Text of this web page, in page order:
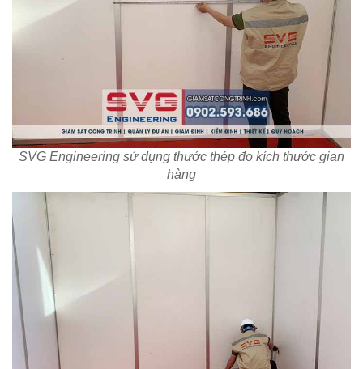
SVG Engineering sử dụng thước thép đo kích thước gian
hàng